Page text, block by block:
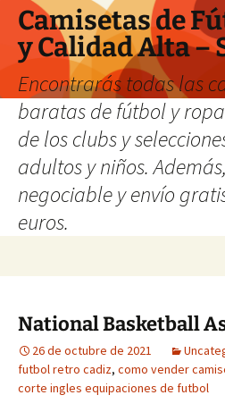
Camisetas de
y Calidad Alta –
Encontrarás todas las
baratas de fútbol y
de los clubs y
adultos y niños.
negociable y envío
euros.
National Basketball
26 de octubre de 2021
futbol retro cadiz, como vender
corte ingles equipaciones de futbol